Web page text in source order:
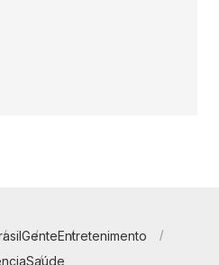
GenteEntretenimento
Saúde